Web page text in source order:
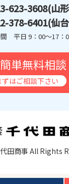
623-3608(山
378-6401(仙
平日 9：00～17：
簡単無料相談
ずはご相談下さい
田商事 All Rights